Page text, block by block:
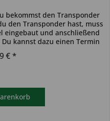
bekommst den Transponder
den Transponder hast, muss
eingebaut und anschließend
kannst dazu einen Termin
€ *